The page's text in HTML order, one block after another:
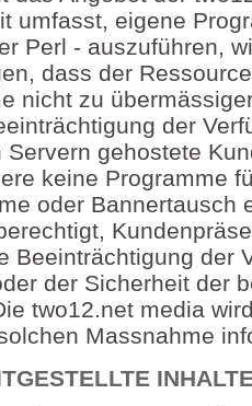
umfasst, eigene
Perl - auszuführen,
dass der
nicht zu
der
Servern gehostete
keine Programme
oder Bannertausch
Beeinträchtigung der
der Sicherheit der
two12.net media
Massnahme